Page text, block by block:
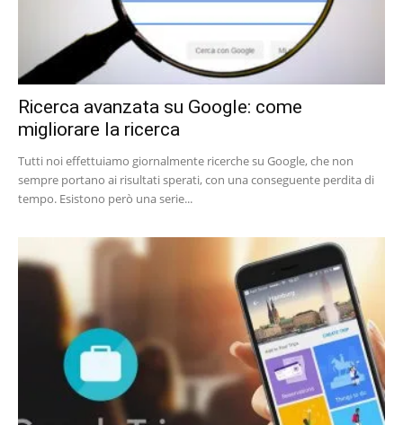
Ricerca avanzata su Google: come
migliorare la ricerca
Tutti noi effettuiamo giornalmente ricerche su Google, che non
sempre portano ai risultati sperati, con una conseguente perdita di
tempo. Esistono però una serie...